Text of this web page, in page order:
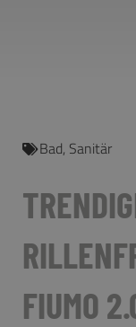
Bad, Sanitär
FIUMO